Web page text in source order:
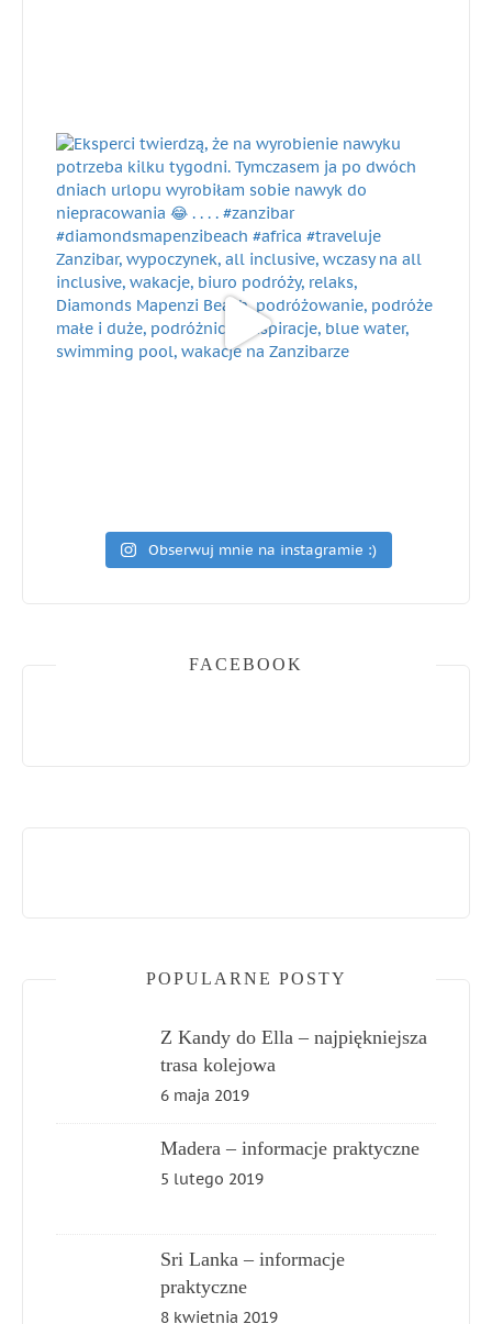
Obserwuj mnie na instagramie :)
FACEBOOK
POPULARNE POSTY
Z Kandy do Ella – najpiękniejsza
trasa kolejowa
6 maja 2019
Madera – informacje praktyczne
5 lutego 2019
Sri Lanka – informacje
praktyczne
8 kwietnia 2019